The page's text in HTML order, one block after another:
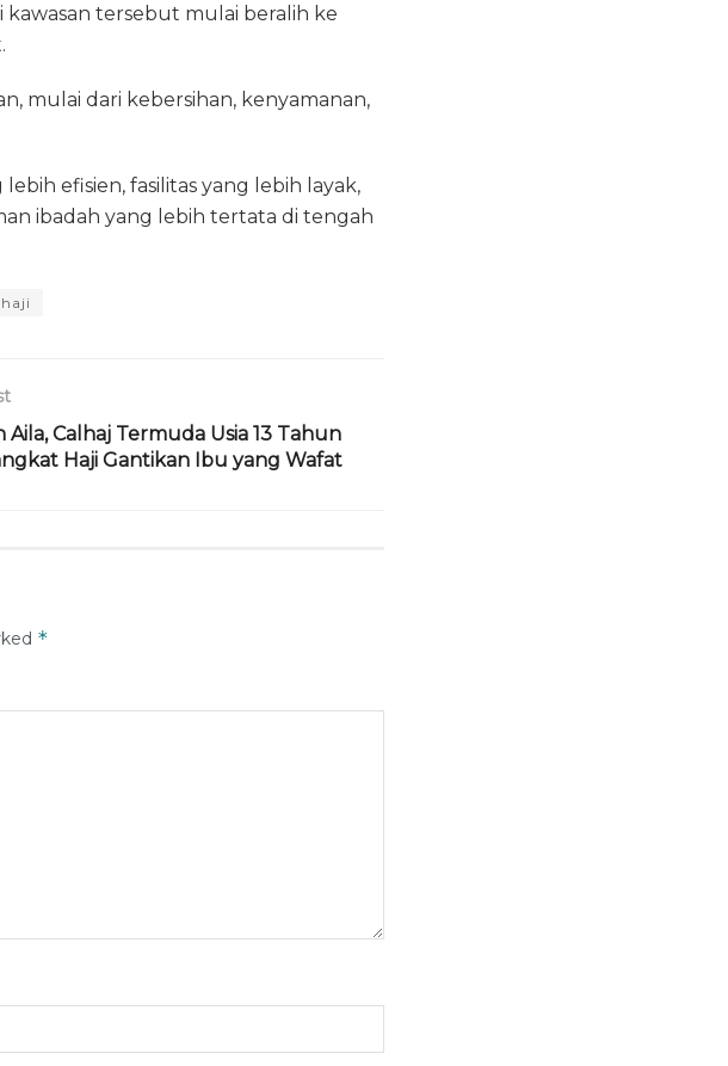
kawasan tersebut mulai beralih ke
mulai dari kebersihan, kenyamanan,
efisien, fasilitas yang lebih layak,
ibadah yang lebih tertata di tengah
Aila, Calhaj Termuda Usia 13 Tahun
Haji Gantikan Ibu yang Wafat
*